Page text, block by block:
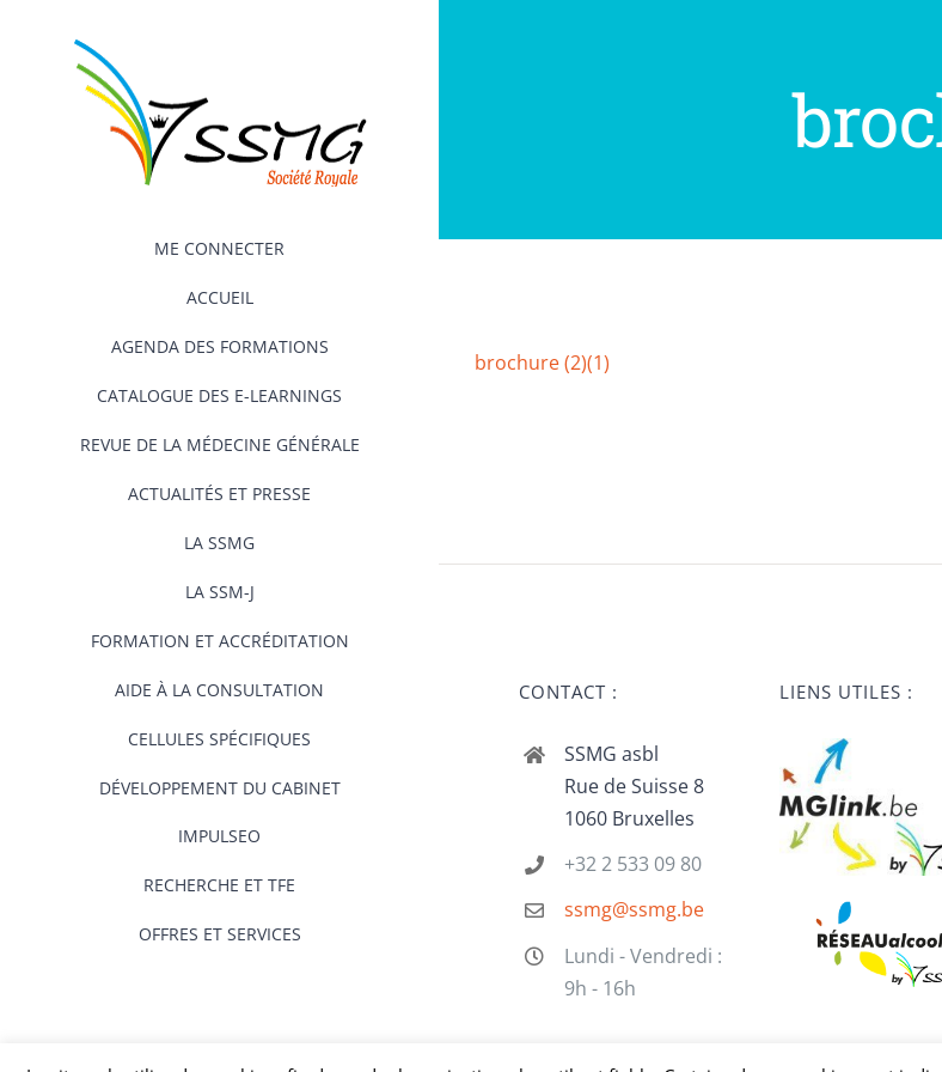
ME CONNECTER
ACCUEIL
AGENDA DES FORMATIONS
CATALOGUE DES E-LEARNINGS
REVUE DE LA MÉDECINE GÉNÉRALE
ACTUALITÉS ET PRESSE
LA SSMG
LA SSM-J
FORMATION ET ACCRÉDITATION
AIDE À LA CONSULTATION
CELLULES SPÉCIFIQUES
DÉVELOPPEMENT DU CABINET
IMPULSEO
RECHERCHE ET TFE
OFFRES ET SERVICES
brochure (2)(1)
CONTACT :
SSMG asbl
Rue de Suisse 8
1060 Bruxelles
+32 2 533 09 80
ssmg@ssmg.be
Lundi - Vendredi :
9h - 16h
LIENS UTILES :